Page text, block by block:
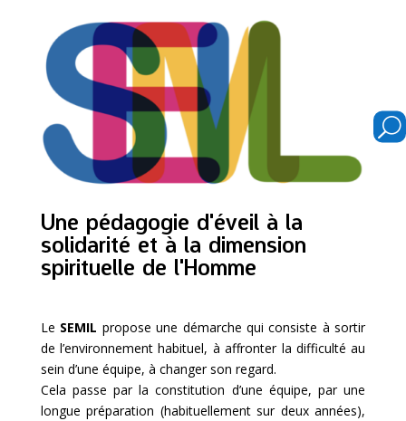
Une pédagogie d'éveil à la
solidarité et à la dimension
spirituelle de l'Homme
Le SEMIL propose une démarche qui consiste à sortir
de l’environnement habituel, à affronter la difficulté au
sein d’une équipe, à changer son regard.
Cela passe par la constitution d’une équipe, par une
longue préparation (habituellement sur deux années),
U